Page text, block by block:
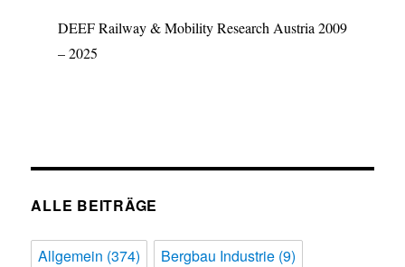
DEEF Railway & Mobility Research Austria 2009
– 2025
ALLE BEITRÄGE
Allgemein (374) Bergbau Industrie (9)